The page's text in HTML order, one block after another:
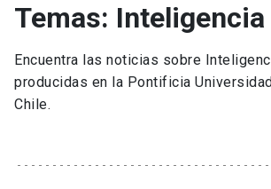
Facultades, escuelas e
institutos
Investigación
Temas:
Encuentra las noticias sobre
producidas en la Pontificia
Chile.